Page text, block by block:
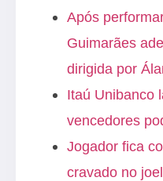
Após
Guimarães
dirigida por
Itaú Unibanco
vencedores
Jogador fica
cravado no